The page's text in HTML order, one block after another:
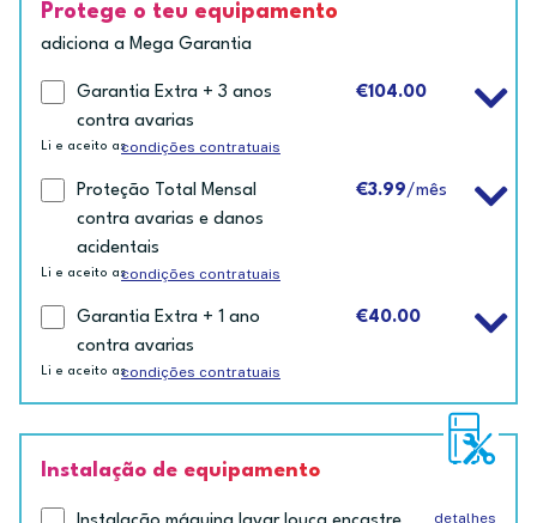
Protege o teu equipamento
adiciona a Mega Garantia
Garantia Extra + 3 anos
contra avarias
€104.00
Li e aceito ascondições contratuais
Proteção Total Mensal
contra avarias e danos
acidentais
€3.99/mês
Li e aceito ascondições contratuais
Garantia Extra + 1 ano
contra avarias
€40.00
Li e aceito ascondições contratuais
Instalação de equipamento
detalhes